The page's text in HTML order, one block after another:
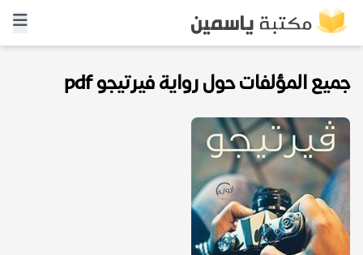
جميع المؤلفات حول رواية فيرتيجو pdf